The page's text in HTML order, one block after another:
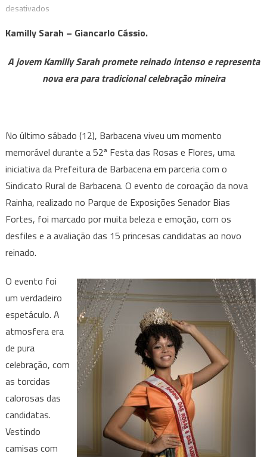
desativadosem
das
e
Flores
é
coroada
Kamilly Sarah – Giancarlo Cássio.
A jovem Kamilly Sarah promete reinado intenso e representa
nova era para tradicional celebração mineira
No último sábado (12), Barbacena viveu um momento
memorável durante a 52ª Festa das Rosas e Flores, uma
iniciativa da Prefeitura de Barbacena em parceria com o
Sindicato Rural de Barbacena. O evento de coroação da nova
Rainha, realizado no Parque de Exposições Senador Bias
Fortes, foi marcado por muita beleza e emoção, com os
desfiles e a avaliação das 15 princesas candidatas ao novo
reinado.
O evento foi
um verdadeiro
espetáculo. A
atmosfera era
de pura
celebração, com
as torcidas
calorosas das
candidatas.
Vestindo
camisas com